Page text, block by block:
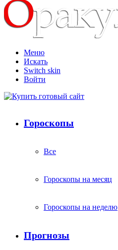
Меню
Искать
Switch skin
Войти
Гороскопы
Все
Гороскопы на месяц
Гороскопы на неделю
Прогнозы